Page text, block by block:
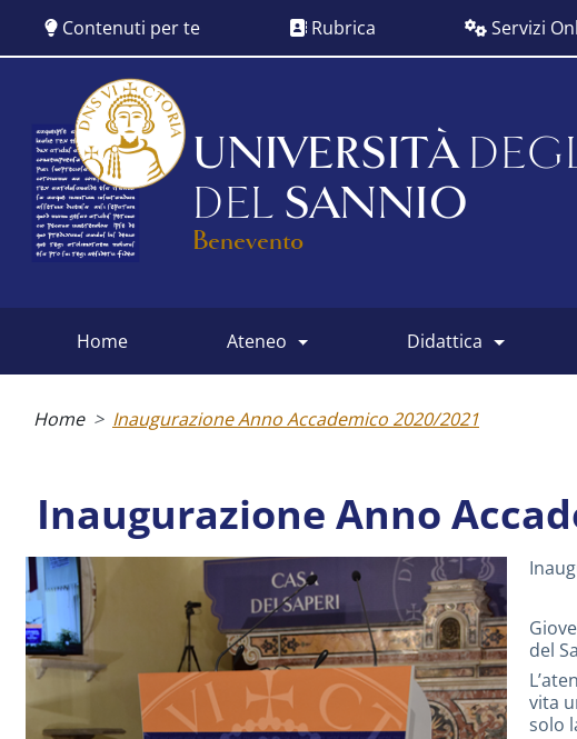
contenuto
Contenuti per te Rubrica Servizi
UNIVERSITÀ
DEL SANNIO
Benevento
menu
home ateneo didattica
Home Inaugurazione Anno Accademico 2020/2021
Inaugurazione Anno
del
vita
solo